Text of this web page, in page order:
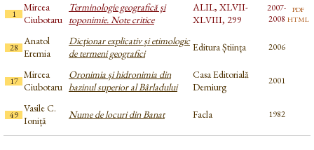
1
Mircea
Ciubotaru
Terminologie geografică şi
toponimie. Note critice
ALIL, XLVII-
XLVIII, 299
2007-
2008
pdf
html
28
Anatol
Eremia
Dicţionar explicativ și etimologic
de termeni geografici
Editura Știința 2006
17
Mircea
Ciubotaru
Oronimia și hidronimia din
bazinul superior al Bârladului
Casa Editorială
Demiurg
2001
49
Vasile C.
Ioniță
Nume de locuri din Banat Facla 1982